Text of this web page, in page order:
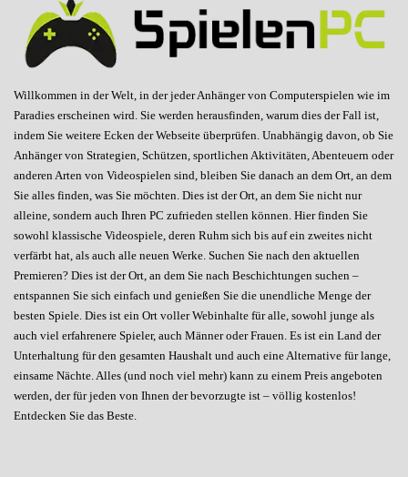
Willkommen in der Welt, in der jeder Anhänger von Computerspielen wie im
Paradies erscheinen wird. Sie werden herausfinden, warum dies der Fall ist,
indem Sie weitere Ecken der Webseite überprüfen. Unabhängig davon, ob Sie
Anhänger von Strategien, Schützen, sportlichen Aktivitäten, Abenteuern oder
anderen Arten von Videospielen sind, bleiben Sie danach an dem Ort, an dem
Sie alles finden, was Sie möchten. Dies ist der Ort, an dem Sie nicht nur
alleine, sondern auch Ihren PC zufrieden stellen können. Hier finden Sie
sowohl klassische Videospiele, deren Ruhm sich bis auf ein zweites nicht
verfärbt hat, als auch alle neuen Werke. Suchen Sie nach den aktuellen
Premieren? Dies ist der Ort, an dem Sie nach Beschichtungen suchen –
entspannen Sie sich einfach und genießen Sie die unendliche Menge der
besten Spiele. Dies ist ein Ort voller Webinhalte für alle, sowohl junge als
auch viel erfahrenere Spieler, auch Männer oder Frauen. Es ist ein Land der
Unterhaltung für den gesamten Haushalt und auch eine Alternative für lange,
einsame Nächte. Alles (und noch viel mehr) kann zu einem Preis angeboten
werden, der für jeden von Ihnen der bevorzugte ist – völlig kostenlos!
Entdecken Sie das Beste.